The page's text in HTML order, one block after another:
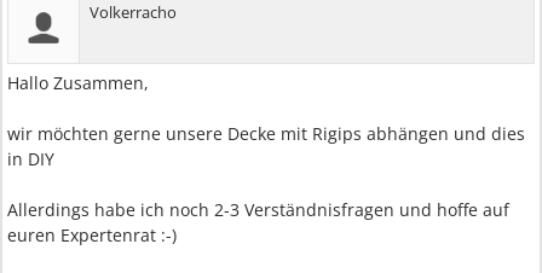
Volkerracho
Hallo Zusammen,
wir möchten gerne unsere Decke mit Rigips abhängen und dies
in DIY
Allerdings habe ich noch 2-3 Verständnisfragen und hoffe auf
euren Expertenrat :-)